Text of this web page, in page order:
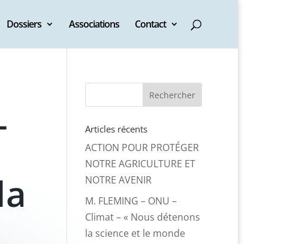
Dossiers Associations Contact
Articles récents
ACTION POUR PROTÉGER
NOTRE AGRICULTURE ET
NOTRE AVENIR
M. FLEMING – ONU –
Climat – « Nous détenons
la science et le monde